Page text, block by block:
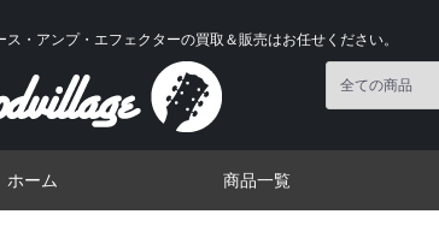
ス・アンプ・エフェクターの買取＆販売はお任せください。
ホーム 商品一覧